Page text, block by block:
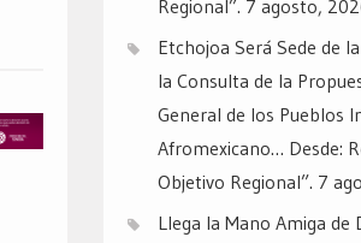
Regional”. 7 agosto,
Etchojoa Será Sede de
la Consulta de la
General de los Pueblos
Afromexicano… Desde:
Objetivo Regional”. 7
Llega la Mano Amiga de